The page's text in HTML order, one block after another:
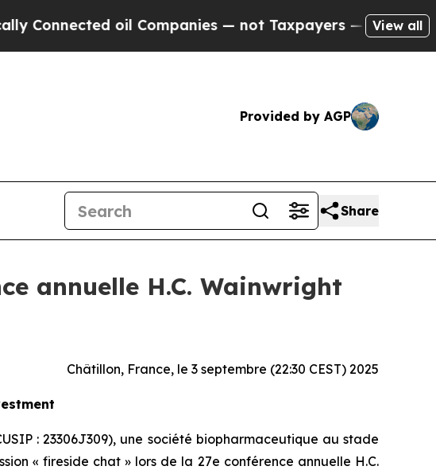
oil Companies — not Taxpayers — the Chance to
View all
Provided by AGP
Share
annuelle H.C. Wainwright
Châtillon, France, le 3 septembre (22:30 CEST) 2025
: 23306J309), une société biopharmaceutique au stade
« fireside chat » lors de la 27e conférence annuelle H.C.